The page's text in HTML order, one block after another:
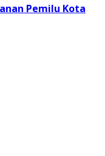
Pemilu Kota